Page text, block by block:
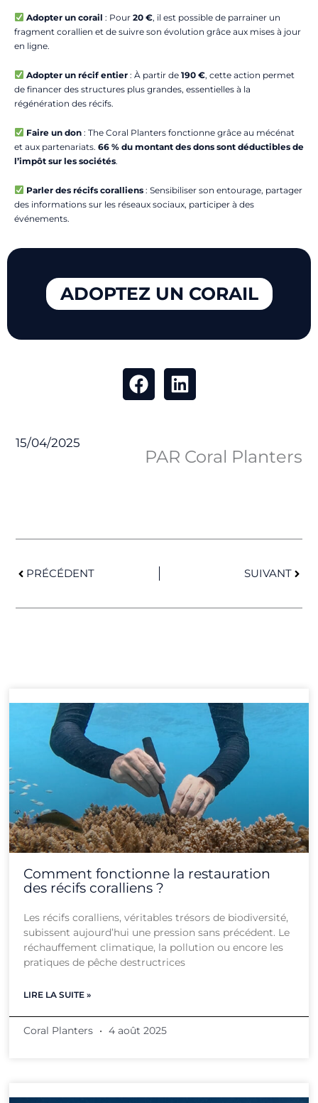
Adopter un corail : Pour 20 €, il est possible de parrainer un
fragment corallien et de suivre son évolution grâce aux mises à jour
en ligne.
Adopter un récif entier: À partir de 190 €, cette action permet
de financer des structures plus grandes, essentielles à la
régénération des récifs.
Faire un don: The Coral Planters fonctionne grâce au mécénat
et aux partenariats. 66 % du montant des dons sont déductibles de
l’impôt sur les sociétés.
Parler des récifs coralliens: Sensibiliser son entourage, partager
des informations sur les réseaux sociaux, participer à des
événements.
ADOPTEZ UN CORAIL
15/04/2025
PAR Coral Planters
PRÉCÉDENT SUIVANT
Comment fonctionne la restauration
des récifs coralliens ?
Les récifs coralliens, véritables trésors de biodiversité,
subissent aujourd’hui une pression sans précédent. Le
réchauffement climatique, la pollution ou encore les
pratiques de pêche destructrices
LIRE LA SUITE »
Coral Planters 4 août 2025